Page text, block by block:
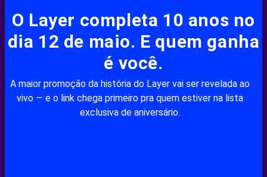
O Layer completa 10 anos no
dia 12 de maio. E quem ganha
é você.
A maior promoção da história do Layer vai ser revelada ao
vivo — e o link chega primeiro pra quem estiver na lista
exclusiva de aniversário.